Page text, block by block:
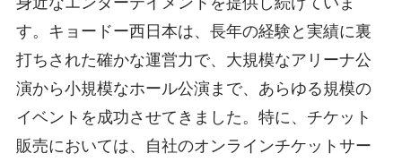
す。キョードー西日本は、長年の経験と実績に裏
打ちされた確かな運営力で、大規模なアリーナ公
演から小規模なホール公演まで、あらゆる規模の
イベントを成功させてきました。特に、チケット
販売においては、自社のオンラインチケットサー